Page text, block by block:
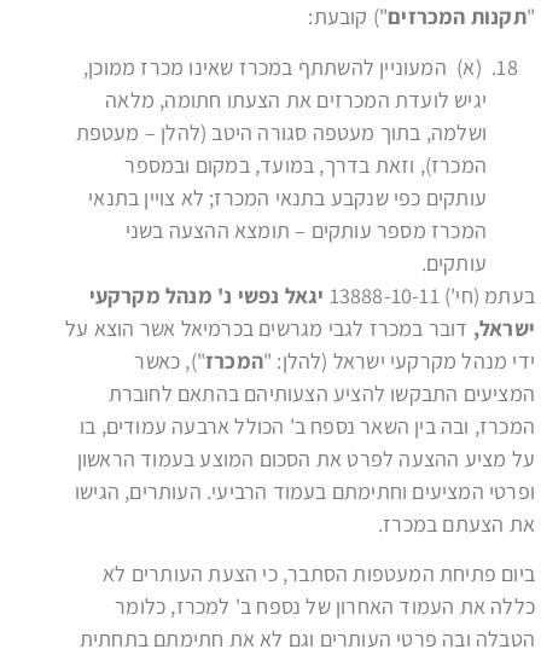
"תקנות המכרזים") קובעת:
(א) המעוניין להשתתף במכרז שאינו מכרז ממוכן,
יגיש לועדת המכרזים את הצעתו חתומה, מלאה
ושלמה, בתוך מעטפה סגורה היטב (להלן – מעטפת
המכרז), וזאת בדרך, במועד, במקום ובמספר
עותקים כפי שנקבע בתנאי המכרז; לא צויין בתנאי
המכרז מספר עותקים – תומצא ההצעה בשני
עותקים.
בעתמ (חי') 13888-10-11
יגאל נפשי נ' מנהל מקרקעי
ישראל, דובר במכרז לגבי מגרשים בכרמיאל אשר הוצא על
ידי מנהל מקרקעי ישראל (להלן: "המכרז"), כאשר
המציעים התבקשו להציע הצעותיהם בהתאם לחוברת
המכרז, ובה בין השאר נספח ב' הכולל ארבעה עמודים, בו
על מציע ההצעה לפרט את הסכום המוצע בעמוד הראשון
ופרטי המציעים וחתימתם בעמוד הרביעי. העותרים, הגישו
את הצעתם במכרז.
ביום פתיחת המעטפות הסתבר, כי הצעת העותרים לא
כללה את העמוד האחרון של נספח ב' למכרז, כלומר
הטבלה ובה פרטי העותרים וגם לא את חתימתם בתחתית